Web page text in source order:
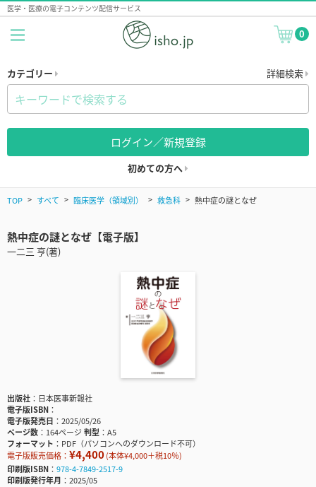
医学・医療の電子コンテンツ配信サービス
0
カテゴリー 詳細検索
ログイン／新規登録
初めての方へ
TOP すべて 臨床医学（領域別） 救急科 熱中症の謎となぜ
熱中症の謎となぜ【電子版】
一二三 亨(著)
出版社
日本医事新報社
電子版ISBN
電子版発売日
2025/05/26
ページ数
164ページ判型
A5
フォーマット
PDF（パソコンへのダウンロード不可）
電子版販売価格： ¥4,400(本体¥4,000＋税10％)
印刷版ISBN
978-4-7849-2517-9
印刷版発行年月
2025/05